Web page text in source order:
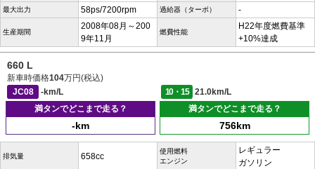
最大出力 58ps/7200rpm 過給器（ターボ） -
生産期間
2008年08月～200
9年11月
燃費性能
H22年度燃費基準
+10%達成
660 L
新車時価格104万円(税込)
JC08
-km/L 10・15
21.0km/L
満タンでどこまで走る？
-km
満タンでどこまで走る？
756km
排気量 658cc
使用燃料
エンジン
レギュラー
ガソリン